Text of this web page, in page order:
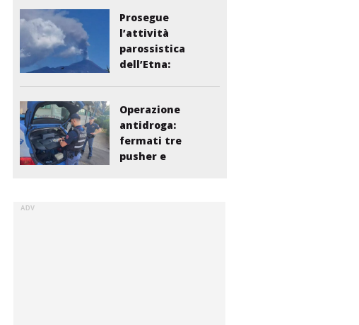
Prosegue
l’attività
parossistica
dell’Etna:
Operazione
antidroga:
fermati tre
pusher e